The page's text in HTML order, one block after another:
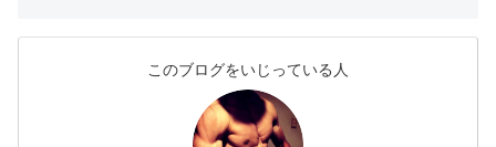
このブログをいじっている人